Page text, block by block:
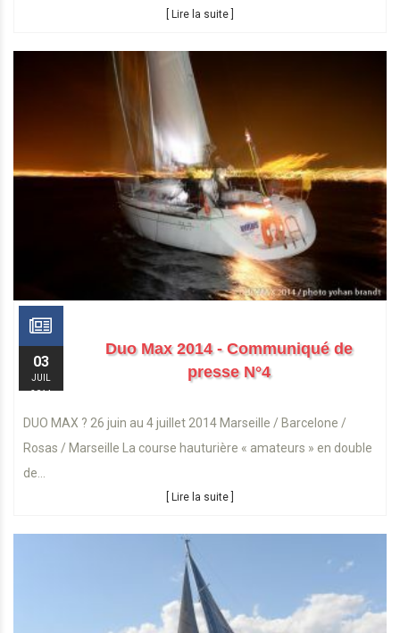
[ Lire la suite ]
03
JUIL
2014
Duo Max 2014 - Communiqué de
presse N°4
DUO MAX ? 26 juin au 4 juillet 2014 Marseille / Barcelone /
Rosas / Marseille La course hauturière « amateurs » en double
de...
[ Lire la suite ]